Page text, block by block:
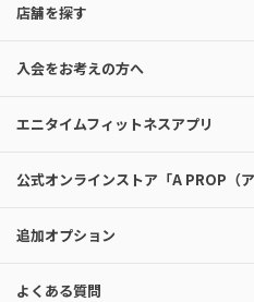
店舗を探す
入会をお考えの方へ
エニタイムフィットネスアプリ
公式オンラインストア「A PROP（ア
追加オプション
よくある質問